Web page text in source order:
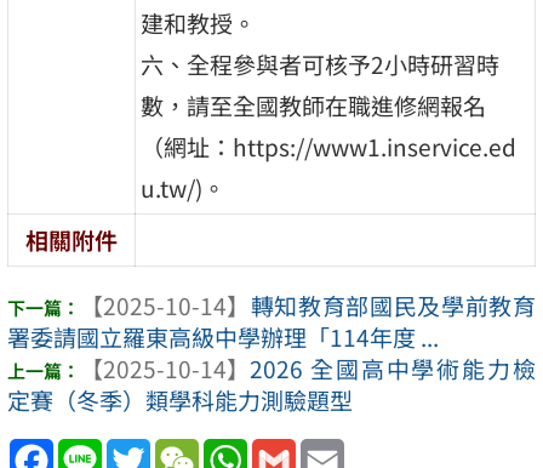
建和教授。
六、全程參與者可核予2小時研習時
數，請至全國教師在職進修網報名
（網址：https://www1.inservice.ed
u.tw/)。
相關附件
【2025-10-14】 轉知教育部國民及學前教育
署委請國立羅東高級中學辦理「114年度 ...
【2025-10-14】 2026 全國高中學術能力檢
定賽（冬季）類學科能力測驗題型
Facebook
Line TwitterWeChatWhatsApp
Gmail